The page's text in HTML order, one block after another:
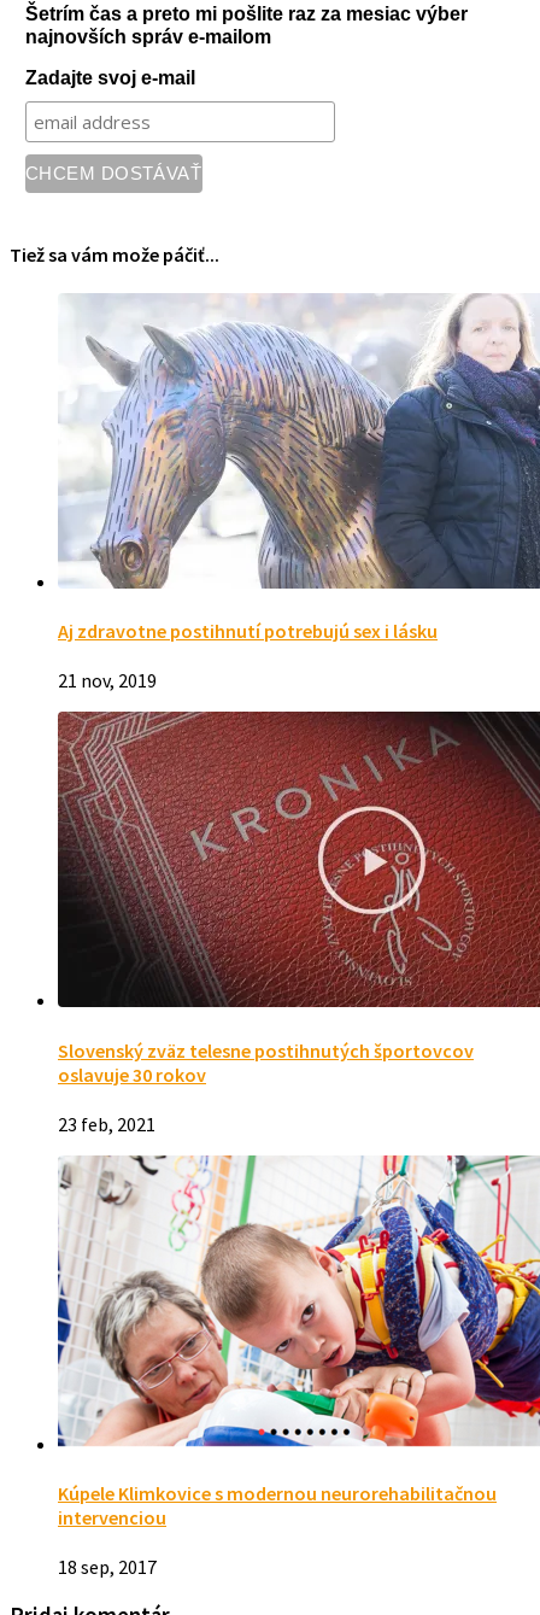
Šetrím čas a preto mi pošlite raz za mesiac výber
najnovších správ e-mailom
Zadajte svoj e-mail
Tiež sa vám može páčiť...
Aj zdravotne postihnutí potrebujú sex i lásku
21 nov, 2019
Slovenský zväz telesne postihnutých športovcov
oslavuje 30 rokov
23 feb, 2021
Kúpele Klimkovice s modernou neurorehabilitačnou
intervenciou
18 sep, 2017